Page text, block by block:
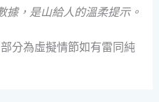
，是山給人的溫柔提示。
分為虛擬情節如有雷同純